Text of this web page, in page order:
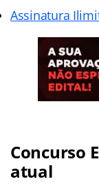
Assinatura
Concurso
atual